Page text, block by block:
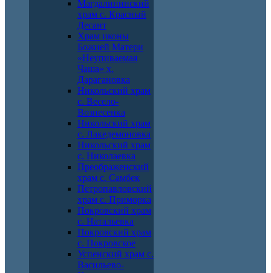
Магдалининский
храм с. Красный
Десант
Храм иконы
Божией Матери
«Неупиваемая
Чаша» х.
Дарагановка
Никольский храм
с. Весело-
Вознесенка
Никольский храм
с. Лакедемоновка
Никольский храм
с. Николаевка
Преображенский
храм с. Самбек
Петропавловский
храм с. Приморка
Покровский храм
с. Натальевка
Покровский храм
с. Покровское
Успенский храм с.
Васильево-